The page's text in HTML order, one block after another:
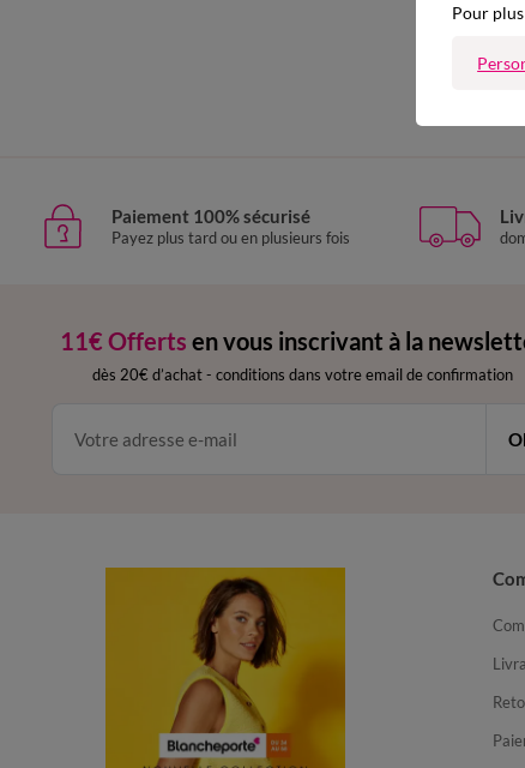
Paiement 100% sécurisé
Payez plus tard ou en plusieurs fois
11€ Offerts en vous inscrivant à la
dès 20€ d’achat - conditions dans votre email de confirmation
Pour